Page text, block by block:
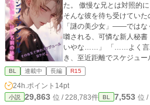
た。 傲慢な兄とは対照的
そんな彼を待ち受けてい
「謎の美少女」――ではな
囃される、可憐な新人秘
いやな……」 「……よく言
き、至近距離でスケジュ
な誘惑に、奏真の鉄壁の理
方、白桃もまた、完璧すぎ
だけの熱を感じてしまい――。 「奏真……この秘書（
ャ）、俺が貰ってもええん
BL 連載中 長編 R15
24h.ポイント 14pt
小説 29,863 位 / 228,783件 BL 7,553 位